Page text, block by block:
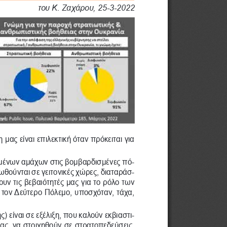
είναι επιλεκτική όταν πρόκειται για
αμάχων στις βομβαρδισμένες πό-
σε γειτονικές χώρες, διαταράσ-
τις βεβαιότητές μας για το ρόλο των
Δεύτερο Πόλεμο, υποσχόταν, τάχα,
είναι σε εξέλιξη, που καλούν εκβιαστι-
να στοιχηθούν σε στρατοπεδεύσεις.
του Κ. Ζαχάρου, 25-3-2022